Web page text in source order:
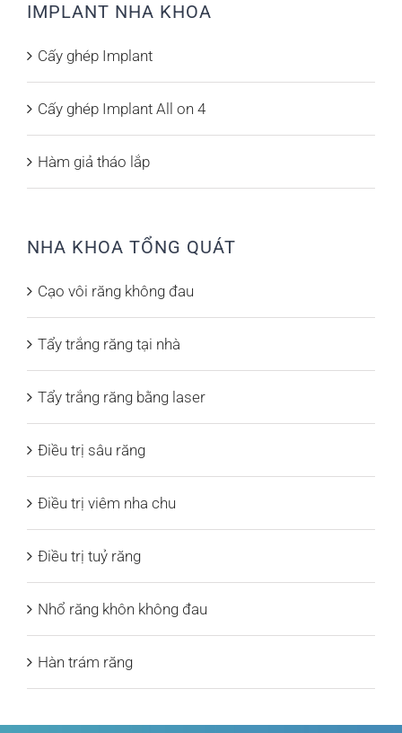
IMPLANT NHA KHOA
Cấy ghép Implant
Cấy ghép Implant All on 4
Hàm giả tháo lắp
NHA KHOA TỔNG QUÁT
Cạo vôi răng không đau
Tẩy trắng răng tại nhà
Tẩy trắng răng bằng laser
Điều trị sâu răng
Điều trị viêm nha chu
Điều trị tuỷ răng
Nhổ răng khôn không đau
Hàn trám răng